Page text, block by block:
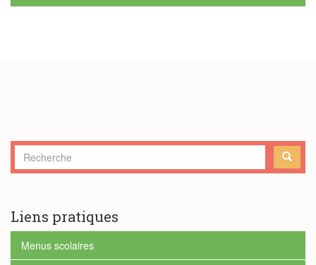
Formulaire
de
Liens pratiques
Menus scolaires